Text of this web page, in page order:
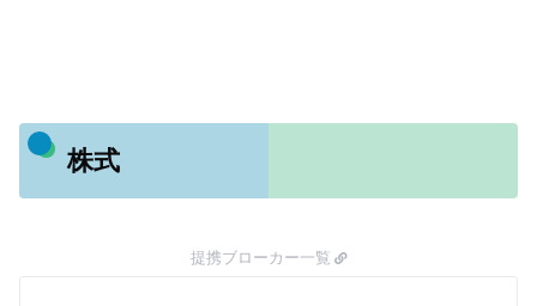
株式
提携ブローカー一覧